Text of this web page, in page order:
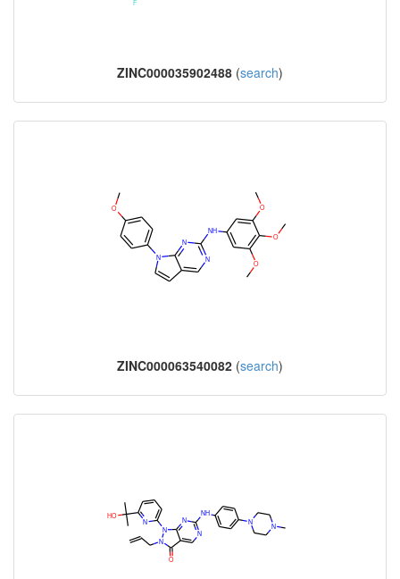
ZINC000035902488 (search)
ZINC000063540082 (search)